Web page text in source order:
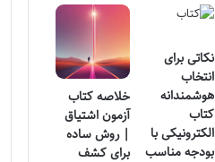
نکاتی برای
انتخاب
هوشمندانه
کتاب
الکترونیکی با
بودجه مناسب
خلاصه کتاب
آزمون اشتیاق
| روش ساده
برای کشف